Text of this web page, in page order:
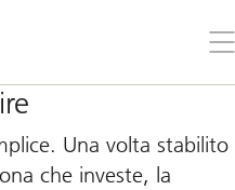
il
Una volta stabilito
che investe, la